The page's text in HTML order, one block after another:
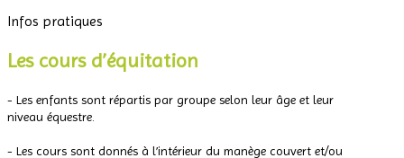
Infos pratiques
Les cours d’équitation
- Les enfants sont répartis par groupe selon leur âge et leur
niveau équestre.
- Les cours sont donnés à l’intérieur du manège couvert et/ou